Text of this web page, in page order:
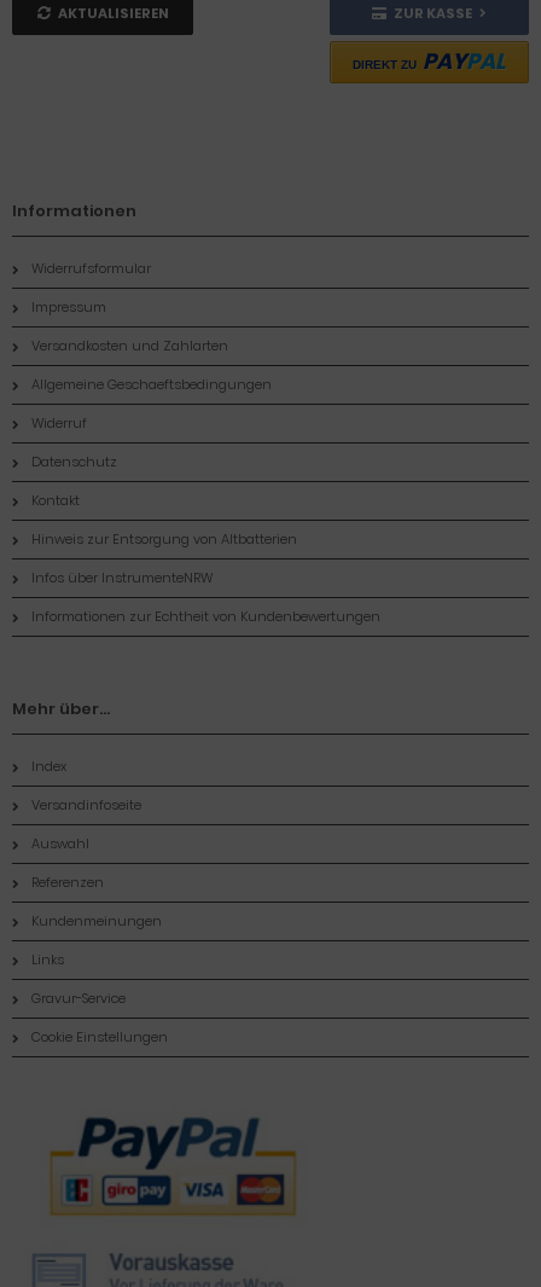
AKTUALISIEREN ZUR KASSE
DIREKT ZU PAYPAL
Informationen
Widerrufsformular
Impressum
Versandkosten und Zahlarten
Allgemeine Geschaeftsbedingungen
Widerruf
Datenschutz
Kontakt
Hinweis zur Entsorgung von Altbatterien
Infos über InstrumenteNRW
Informationen zur Echtheit von Kundenbewertungen
Mehr über...
Index
Versandinfoseite
Auswahl
Referenzen
Kundenmeinungen
Links
Gravur-Service
Cookie Einstellungen
Zahlungsmethoden